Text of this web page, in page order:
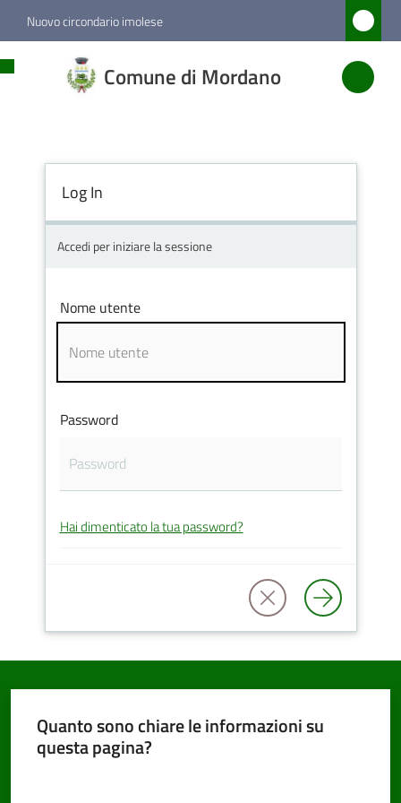
Vai al contenuto
Vai alla navigazione
Vai al footer
Nuovo circondario imolese
Comune di Mordano
di
Amministrazione
Novità
Servizi
PNRR
Servizi
Tutti
gli
argomenti
Log In
Accedi per iniziare la sessione
Nome utente
Password
Hai dimenticato la tua password?
Quanto sono chiare le informazioni su
questa pagina?